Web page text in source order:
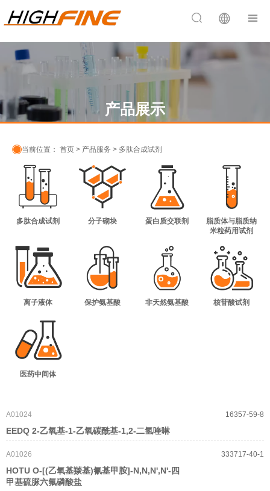
 
产品展示
当前位置： 首页 > 产品服务 > 多肽合成试剂
多肽合成试剂 分子砌块 蛋白质交联剂
脂质体与脂质纳
米粒药用试剂
离子液体 保护氨基酸 非天然氨基酸 核苷酸试剂
医药中间体
A01024
EEDQ 2-乙氧基-1-乙氧碳酰基-1,2-二氢喹啉
16357-59-8
A01026
HOTU O-[(乙氧基羰基)氰基甲胺]-N,N,N',N'-四
甲基硫脲六氟磷酸盐
333717-40-1